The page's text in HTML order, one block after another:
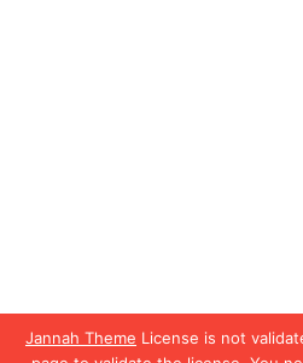
Jannah Theme License is not